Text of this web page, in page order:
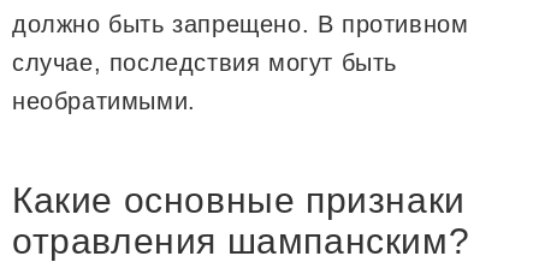
должно быть запрещено. В противном
случае, последствия могут быть
необратимыми.
Какие основные признаки
отравления шампанским?